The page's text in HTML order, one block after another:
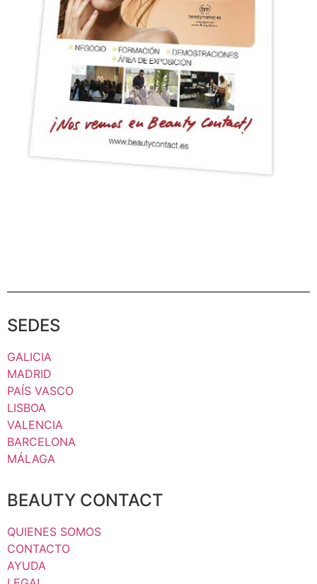
SEDES
GALICIA
MADRID
PAÍS VASCO
LISBOA
VALENCIA
BARCELONA
MÁLAGA
BEAUTY CONTACT
QUIENES SOMOS
CONTACTO
AYUDA